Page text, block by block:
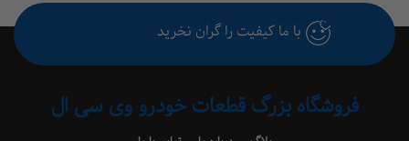
با ما کیفیت را گران نخرید
فروشگاه بزرگ قطعات خودرو وی سی ال